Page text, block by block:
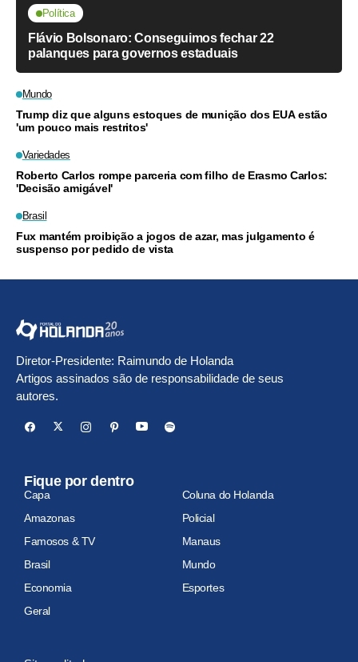
Política
Flávio Bolsonaro: Conseguimos fechar 22
palanques para governos estaduais
Mundo
Trump diz que alguns estoques de munição dos EUA estão
'um pouco mais restritos'
Variedades
Roberto Carlos rompe parceria com filho de Erasmo Carlos:
'Decisão amigável'
Brasil
Fux mantém proibição a jogos de azar, mas julgamento é
suspenso por pedido de vista
Diretor-Presidente: Raimundo de Holanda
Artigos assinados são de responsabilidade de seus
autores.
Fique por dentro
Capa
Coluna do Holanda
Amazonas
Policial
Famosos & TV
Manaus
Brasil
Mundo
Economia
Esportes
Geral